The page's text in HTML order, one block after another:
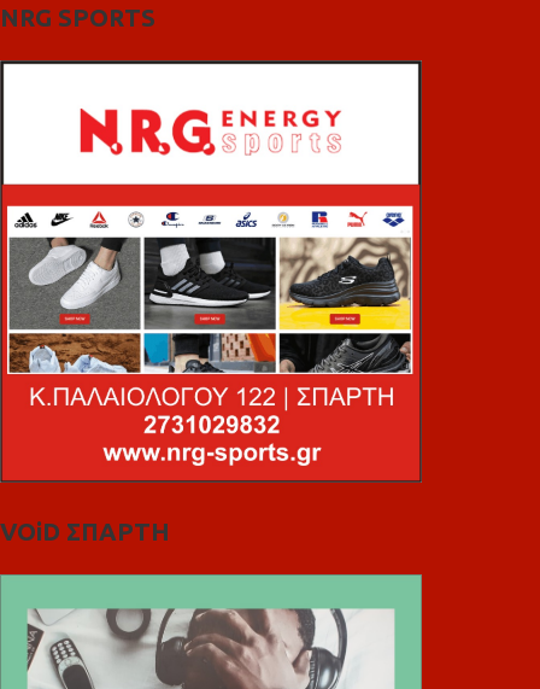
NRG SPORTS
VOiD ΣΠΑΡΤΗ